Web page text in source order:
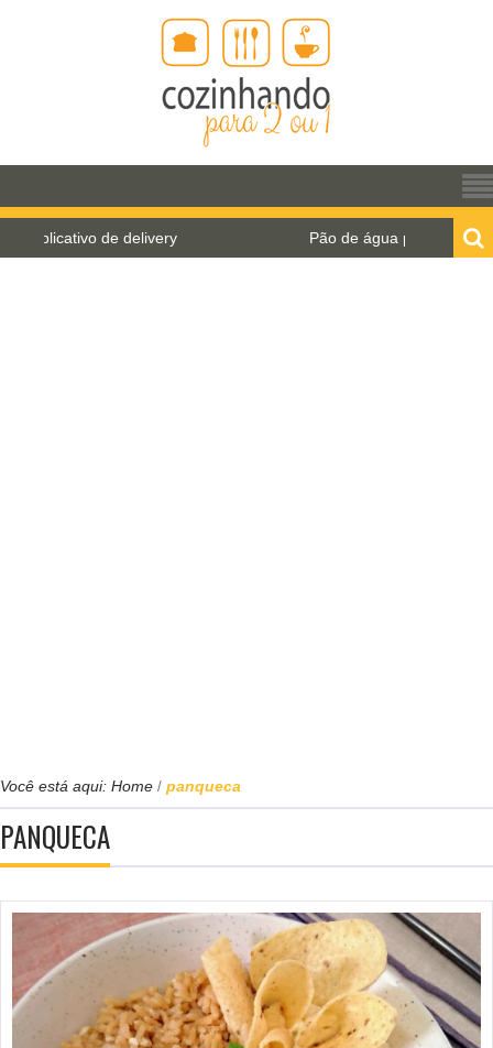
Pão de água para o World Bread Day 2021
Você está aqui: Home / panqueca
PANQUECA